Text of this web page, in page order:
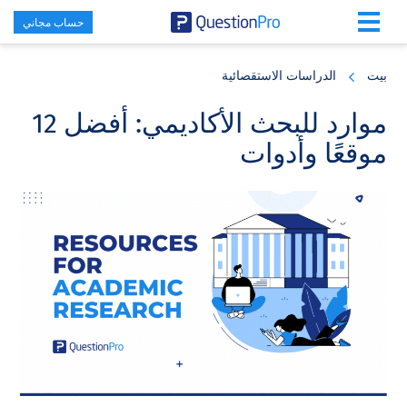
حساب مجاني
بيت الدراسات الاستقصائية
موارد للبحث الأكاديمي: أفضل 12
موقعًا وأدوات